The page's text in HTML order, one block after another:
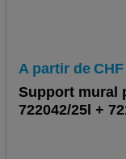
A partir de CHF
Support mural
722042/25l +